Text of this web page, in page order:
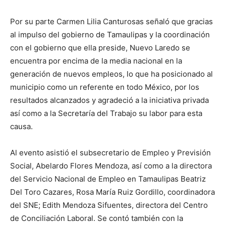
Por su parte Carmen Lilia Canturosas señaló que gracias
al impulso del gobierno de Tamaulipas y la coordinación
con el gobierno que ella preside, Nuevo Laredo se
encuentra por encima de la media nacional en la
generación de nuevos empleos, lo que ha posicionado al
municipio como un referente en todo México, por los
resultados alcanzados y agradeció a la iniciativa privada
así como a la Secretaría del Trabajo su labor para esta
causa.
Al evento asistió el subsecretario de Empleo y Previsión
Social, Abelardo Flores Mendoza, así como a la directora
del Servicio Nacional de Empleo en Tamaulipas Beatriz
Del Toro Cazares, Rosa María Ruiz Gordillo, coordinadora
del SNE; Edith Mendoza Sifuentes, directora del Centro
de Conciliación Laboral. Se contó también con la